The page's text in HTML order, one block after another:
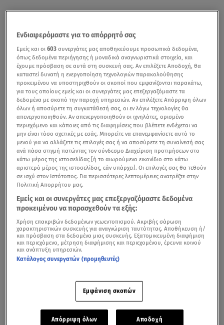
Ενδιαφερόμαστε για το απόρρητό σας
Εμείς και οι603 συνεργάτες μας αποθηκεύουμε προσωπικά δεδομένα,
όπως δεδομένα περιήγησης ή μοναδικά αναγνωριστικά στοιχεία, και
έχουμε πρόσβαση σε αυτά στη συσκευή σας. Αν επιλέξετε Αποδοχή, θα
καταστεί δυνατή η ενεργοποίηση τεχνολογιών παρακολούθησης
προκειμένου να υποστηριχθούν οι σκοποί που εμφανίζονται παρακάτω,
για τους οποίους εμείς και οι συνεργάτες μας επεξεργαζόμαστε τα
δεδομένα με σκοπό την παροχή υπηρεσιών. Αν επιλέξετε Απόρριψη όλων
όλων ή αποσύρετε τη συγκατάθεσή σας, οι εν λόγω τεχνολογίες θα
απενεργοποιηθούν. Αν απενεργοποιηθούν οι ιχνηλάτες, ορισμένο
περιεχόμενο και κάποιες από τις διαφημίσεις που βλέπετε ενδέχεται να
μην είναι τόσο σχετικές με εσάς. Μπορείτε να επανεμφανίσετε αυτό το
μενού για να αλλάξετε τις επιλογές σας ή να αποσύρετε τη συναίνεσή σας
ανά πάσα στιγμή πατώντας τον σύνδεσμο Διαχείριση προτιμήσεων στο
κάτω μέρος της ιστοσελίδας [ή το αιωρούμενο εικονίδιο στο κάτω
αριστερό μέρος της ιστοσελίδας, εάν υπάρχει]. Οι επιλογές σας θα τεθούν
σε ισχύ στον Ιστότοπος. Για περισσότερες λεπτομέρειες ανατρέξτε στην
Πολιτική Απορρήτου μας.
Εμείς και οι συνεργάτες μας επεξεργαζόμαστε δεδομένα
προκειμένου να παρασχεθούν τα εξής:
Χρήση επακριβών δεδομένων γεωεντοπισμού. Ακριβής σάρωση
χαρακτηριστικών συσκευής για αναγνώριση ταυτότητας. Αποθήκευση ή/
και πρόσβαση στα δεδομένα μιας συσκευής. Εξατομικευμένη διαφήμιση
και περιεχόμενο, μέτρηση διαφήμισης και περιεχομένου, έρευνα κοινού
και ανάπτυξη υπηρεσιών.
Κατάλογος συνεργατών (προμηθευτές)
Εμφάνιση σκοπών
Απόρριψη όλων Αποδοχή